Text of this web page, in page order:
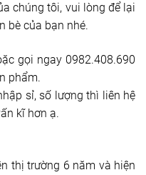
chúng tôi, vui lòng để lại
bè của bạn nhé.
gọi ngay 0982.408.690
phẩm.
sỉ, số lượng thì liên hệ
kĩ hơn ạ.
thị trường 6 năm và hiện